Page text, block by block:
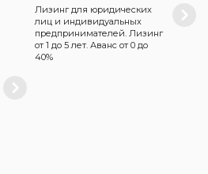
Лизинг для юридических
лиц и индивидуальных
предпринимателей. Лизинг
от 1 до 5 лет. Аванс от 0 до
40%